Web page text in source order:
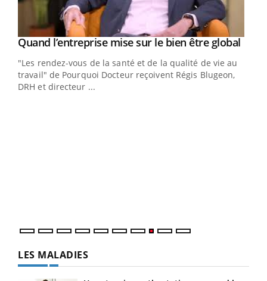
Youtube
Quand l’entreprise mise sur le bien être global
"Les rendez-vous de la santé et de la qualité de vie au
travail" de Pourquoi Docteur reçoivent Régis Blugeon,
DRH et directeur ...
LES MALADIES